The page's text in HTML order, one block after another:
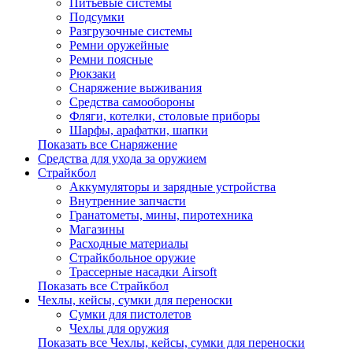
Питьевые системы
Подсумки
Разгрузочные системы
Ремни оружейные
Ремни поясные
Рюкзаки
Снаряжение выживания
Средства самообороны
Фляги, котелки, столовые приборы
Шарфы, арафатки, шапки
Показать все Снаряжение
Средства для ухода за оружием
Страйкбол
Аккумуляторы и зарядные устройства
Внутренние запчасти
Гранатометы, мины, пиротехника
Магазины
Расходные материалы
Страйкбольное оружие
Трассерные насадки Airsoft
Показать все Страйкбол
Чехлы, кейсы, сумки для переноски
Сумки для пистолетов
Чехлы для оружия
Показать все Чехлы, кейсы, сумки для переноски